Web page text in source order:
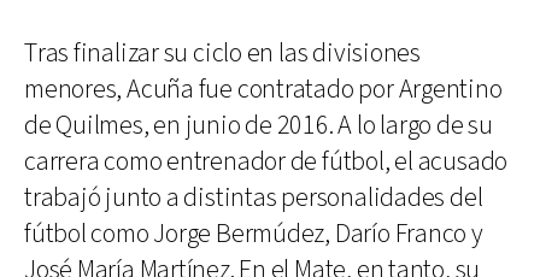
Tras finalizar su ciclo en las divisiones
menores, Acuña fue contratado por Argentino
de Quilmes, en junio de 2016. A lo largo de su
carrera como entrenador de fútbol, el acusado
trabajó junto a distintas personalidades del
fútbol como Jorge Bermúdez, Darío Franco y